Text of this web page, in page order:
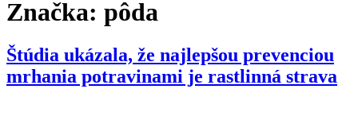
Značka: pôda
Štúdia ukázala, že najlepšou prevenciou
mrhania potravinami je rastlinná strava